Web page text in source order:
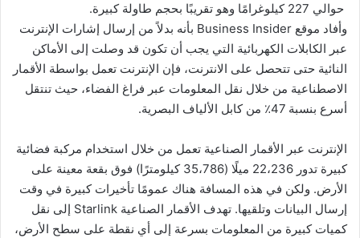
حوالي 227 كيلوغرامًا وهو تقريبًا بحجم طاولة كبيرة.
وأفاد موقع Business Insider بأنه بدلاً من إرسال إشارات الإنترنت
عبر الكابلات الكهربائية التي يجب أن تكون قد وصلت إلى الأماكن
النائية حتى تتحصل على الانترنت، فإن الإنترنت تعمل بواسطة الأقمار
الاصطناعية من خلال نقل المعلومات عبر فراغ الفضاء، حيث تنتقل
أسرع بنسبة 47٪ من كابل الألياف البصرية.
الإنترنت عبر الأقمار الصناعية تعمل من خلال استخدام مركبة فضائية
كبيرة تدور 22،236 ميلًا (35،786 كيلومترًا) فوق بقعة معينة على
الأرض. ولكن في هذه المسافة هناك عمومًا تأخيرات كبيرة في وقت
إرسال البيانات وتلقيها. تهدف الأقمار الصناعية Starlink إلى نقل
كميات كبيرة من المعلومات بسرعة إلى أي نقطة على سطح الأرض،